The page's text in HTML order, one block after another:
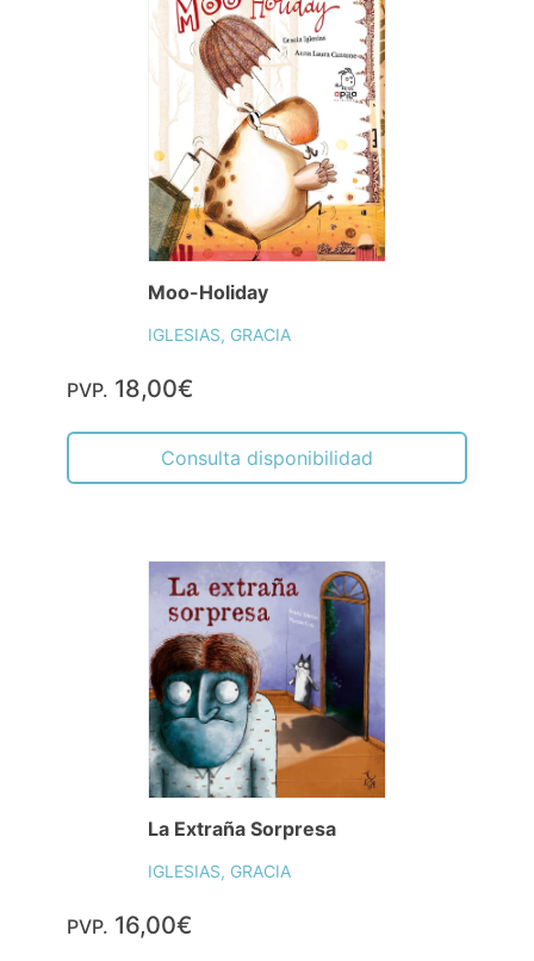
Moo-Holiday
IGLESIAS, GRACIA
PVP. 18,00€
Consulta disponibilidad
La Extraña Sorpresa
IGLESIAS, GRACIA
PVP. 16,00€